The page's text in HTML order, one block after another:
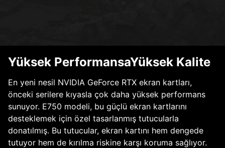
Yüksek PerformansaYüksek Kalite
En yeni nesil NVIDIA GeForce RTX ekran kartları,
önceki serilere kıyasla çok daha yüksek performans
sunuyor. E750 modeli, bu güçlü ekran kartlarını
desteklemek için özel tasarlanmış tutucularla
donatılmış. Bu tutucular, ekran kartını hem dengede
tutuyor hem de kırılma riskine karşı koruma sağlıyor.